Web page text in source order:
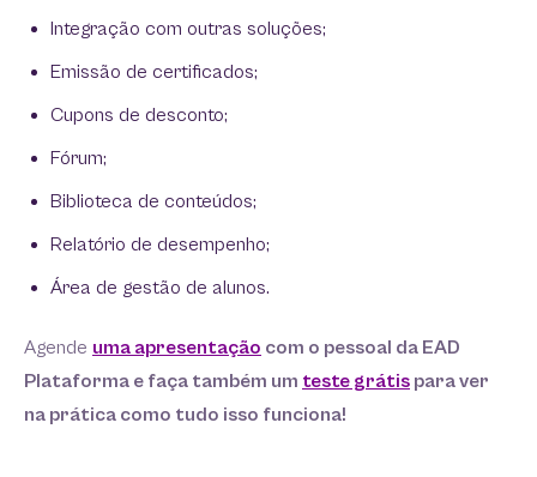
Integração com outras soluções;
Emissão de certificados;
Cupons de desconto;
Fórum;
Biblioteca de conteúdos;
Relatório de desempenho;
Área de gestão de alunos.
Agende uma apresentação com o pessoal da EAD
Plataforma e faça também um teste grátis para ver
na prática como tudo isso funciona!